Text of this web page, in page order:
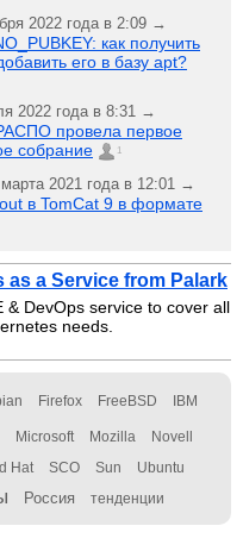
2022 года в 2:09 →
как получить
его в базу apt?
2022 года в 8:31 →
провела первое
собрание
1
2021 года в 12:01 →
в TomCat 9 в формате
as a Service from Palark
& DevOps service to cover all
needs.
Firefox FreeBSD IBM
Microsoft Mozilla Novell
Hat SCO Sun Ubuntu
Россия тенденции